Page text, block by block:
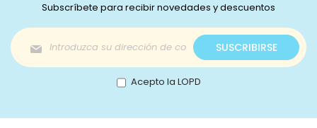
Subscríbete para recibir novedades y descuentos
Inscríbase
a
nuestro
boletín
de
SUSCRIBIRSE
Acepto la LOPD